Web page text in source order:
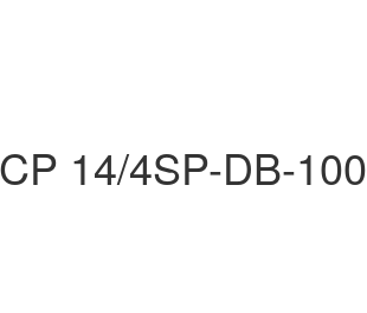
14/4SP-DB-100